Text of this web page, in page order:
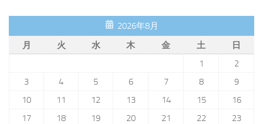
2026年8月
月
火 水 木 金 土
日
1
2
3
4 5 6 7 8
9
10
11 12 13 14 15
16
17
18 19 20 21 22
23